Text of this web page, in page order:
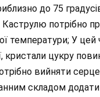
до 75
Каструлю потрібно
температури; У
кристали цукру
вийняти
складом